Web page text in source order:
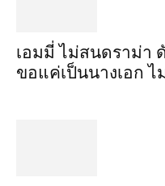
เอมมี่ ไม่สนดราม่า
ขอแค่เป็นนางเอก ไ